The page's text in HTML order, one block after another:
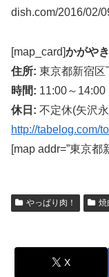
dish.com/2016/02/
[map_card]かがや
住所: 東京都新宿区
時間: 11:00～14:00
休日: 不定休(矢沢
http://tabelog.com/
[map addr=”東京都
やっぱり肉！ 焼
X